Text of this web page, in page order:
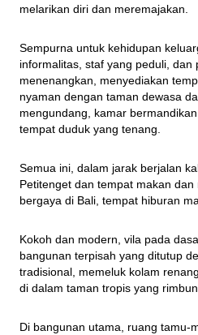
melarikan diri dan meremajakan.
Sempurna untuk kehidupan
informalitas, staf yang peduli, dan
menenangkan, menyediakan
nyaman dengan taman dewasa
mengundang, kamar
tempat duduk yang tenang.
Semua ini, dalam jarak berjalan
Petitenget dan tempat makan
bergaya di Bali, tempat hiburan
Kokoh dan modern, vila pada
bangunan terpisah yang ditutup
tradisional, memeluk kolam
di dalam taman tropis yang rimbun.
Di bangunan utama, ruang tamu-